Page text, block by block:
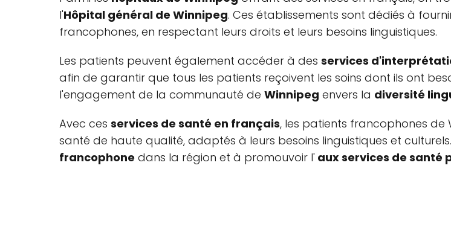
l'Hôpital général de Winnipeg. Ces établissements sont dédiés à
francophones, en respectant leurs droits et leurs besoins linguistiques.
Les patients peuvent également accéder à des services
afin de garantir que tous les patients reçoivent les soins dont ils ont
l'engagement de la communauté de Winnipeg envers la diversité
Avec ces services de santé en français, les patients francophones de
santé de haute qualité, adaptés à leurs besoins linguistiques et
francophone dans la région et à promouvoir l' aux services de santé